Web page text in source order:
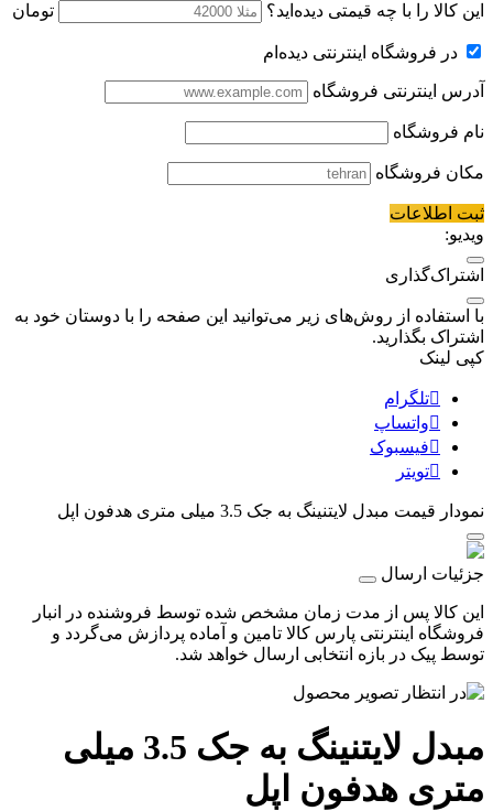
این کالا را با چه قیمتی دیده‌اید؟ تومان
در فروشگاه اینترنتی دیده‌ام
آدرس اینترنتی فروشگاه
نام فروشگاه
مکان فروشگاه
ثبت اطلاعات
ویدیو:
اشتراک‌گذاری
با استفاده از روش‌های زیر می‌توانید این صفحه را با دوستان خود به
اشتراک بگذارید.
کپی لینک
تلگرام
واتساپ
فیسبوک
تویتر
نمودار قیمت مبدل لایتنینگ به جک 3.5 میلی متری هدفون اپل
جزئیات ارسال
این کالا پس از مدت زمان مشخص شده توسط فروشنده در انبار
فروشگاه اینترنتی پارس کالا تامین و آماده پردازش می‌گردد و
توسط پیک در بازه انتخابی ارسال خواهد شد.
مبدل لایتنینگ به جک 3.5 میلی
متری هدفون اپل